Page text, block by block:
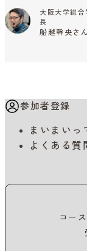
大阪大学総
長
船越幹央さん
参加者登録
まいまいっ
よくある質
コー